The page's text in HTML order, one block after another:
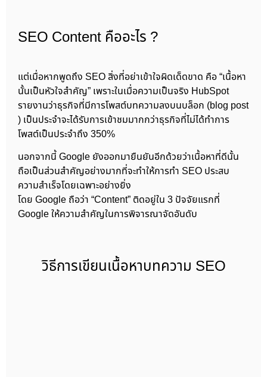
SEO Content คืออะไร ?
แต่เมื่อหากพูดถึง SEO สิ่งที่อย่าเข้าใจผิดเด็ดขาด คือ “เนื้อหา
นั้นเป็นหัวใจสำคัญ” เพราะในเมื่อความเป็นจริง HubSpot
รายงานว่าธุรกิจที่มีการโพสต์บทความลงบนบล็อก (blog post
) เป็นประจำจะได้รับการเข้าชมมากกว่าธุรกิจที่ไม่ได้ทำการ
โพสต์เป็นประจำถึง 350%
นอกจากนี้ Google ยังออกมายืนยันอีกด้วยว่าเนื้อหาที่ดีนั้น
ถือเป็นส่วนสำคัญอย่างมากที่จะทำให้การทำ SEO ประสบ
ความสำเร็จโดยเฉพาะอย่างยิ่ง
โดย Google ถือว่า “Content” ติดอยู่ใน 3 ปัจจัยแรกที่
Google ให้ความสำคัญในการพิจารณาจัดอันดับ
วิธีการเขียนเนื้อหาบทความ SEO